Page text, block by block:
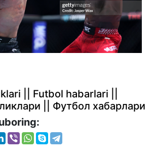
|| Futbol habarlari ||
|| Футбол хабарлари